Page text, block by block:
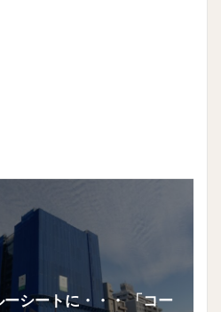
シートに・・・ 「コー